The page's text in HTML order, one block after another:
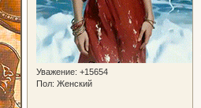
Уважение: +15654
Пол: Женский